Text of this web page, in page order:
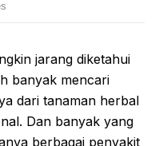
jarang diketahui
banyak mencari
dari tanaman herbal
Dan banyak yang
berbagai penyakit